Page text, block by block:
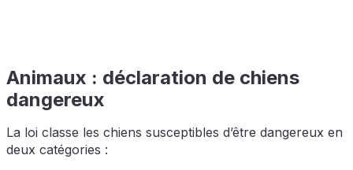
Animaux : déclaration de chiens
dangereux
La loi classe les chiens susceptibles d’être dangereux en
deux catégories :